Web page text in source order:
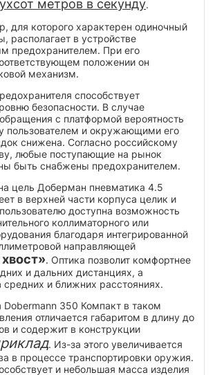
метров в секунду.
для которого характерен одиночный
располагает в устройстве
предохранителем. При его
положении он
механизм.
способствует
безопасности. В случае
с платформой вероятность
пользователем и окружающими его
снижена. Согласно российскому
любые поступающие на рынок
быть снабжены предохранителем.
цель Доберман пневматика 4.5
в верхней части корпуса целик и
доступна возможность
коллиматорного или
благодаря интегрированной
направляющей
. Оптика позволит комфортнее
и дальних дистанциях, а
средних и ближних расстояниях.
Dobermann 350 Компакт в таком
отличается габаритом в длину до
и содержит в конструкции
. Из-за этого увеличивается
в процессе транспортировки оружия.
и небольшая масса изделия